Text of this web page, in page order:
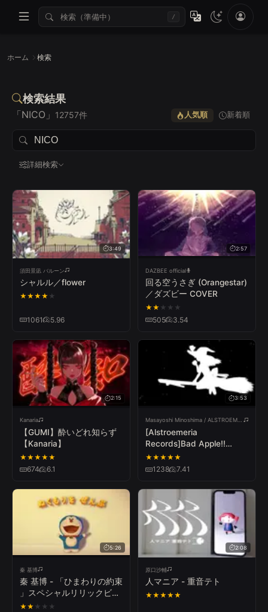
/
ホーム 検索
検索結果
「NICO」 12757件 人気順 新着順
詳細検索
すべて Lv.1 Lv.2 Lv.3 Lv.4 Lv.5
すべて 日本語 한국어 Español
Русский 简体中文 Tiếng Việt Deutsch Français
すべて 公式PV カバー
3:49
須田景凪 バルーン
シャルル／flower
★★★★ ★
1061 5.96
2:57
DAZBEE official
回る空うさぎ (Orangestar)
／ダズビー COVER
★★ ★ ★ ★
505 3.54
2:15
Kanaria
【GUMI】酔いどれ知らず
【Kanaria】
★★★★★
674 6.1
3:53
[Alstroemeria
Records]Bad Apple!!
feat.nomico(Shadow
Animation Version)
★★★★★
1238 7.41
5:26
秦 基博
秦 基博 - 「ひまわりの約束
」スペシャルリリックビデ
オ（コエカタマリン Ver.）
★★ ★ ★ ★
2:08
原口沙輔
人マニア - 重音テト
★★★★★